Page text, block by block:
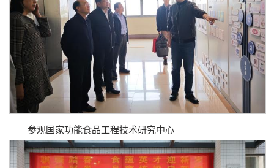
参观国家功能食品工程技术研究中心